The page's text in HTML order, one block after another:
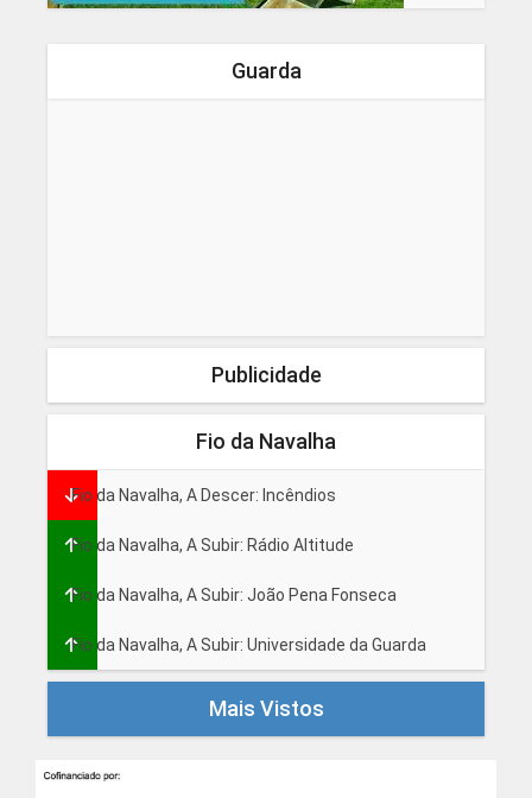
Guarda
Publicidade
Fio da Navalha
Fio da Navalha, A Descer: Incêndios
Fio da Navalha, A Subir: Rádio Altitude
Fio da Navalha, A Subir: João Pena Fonseca
Fio da Navalha, A Subir: Universidade da Guarda
Mais Vistos